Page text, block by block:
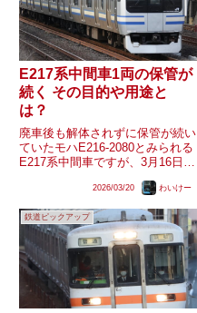
E217系中間車1両の保管が
続く その目的や用途と
は？
廃車後も解体されずに保管が続い
ていたモハE216-2080とみられる
E217系中間車ですが、3月16日に
している様子が目撃されていま
の交換や座席の撤去に加え、空調
装置の撤去、表記類...
2026/03/20 わいけー
鉄道ピックアップ